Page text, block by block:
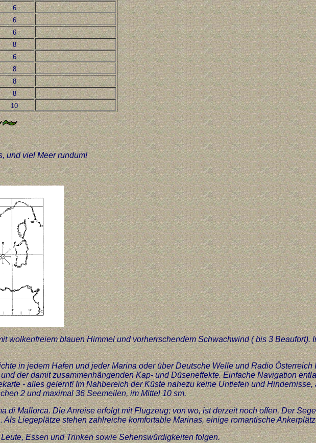
6
6
6
8
6
8
8
8
10
und viel Meer rundum!
wolkenfreiem blauen Himmel und vorherrschendem Schwachwind ( bis 3
in jedem Hafen und jeder Marina oder über Deutsche Welle und Radio
der damit zusammenhängenden Kap- und Düseneffekte. Einfache Navigation
- alles gelernt! Im Nahbereich der Küste nahezu keine Untiefen und
2 und maximal 36 Seemeilen, im Mittel 10 sm.
di Mallorca. Die Anreise erfolgt mit Flugzeug; von wo, ist derzeit noch offen. Der
Als Liegeplätze stehen zahlreiche komfortable Marinas, einige romantische
Essen und Trinken sowie Sehenswürdigkeiten folgen.